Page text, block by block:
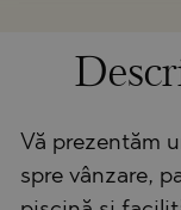
Vă prezentăm
spre vânzare,